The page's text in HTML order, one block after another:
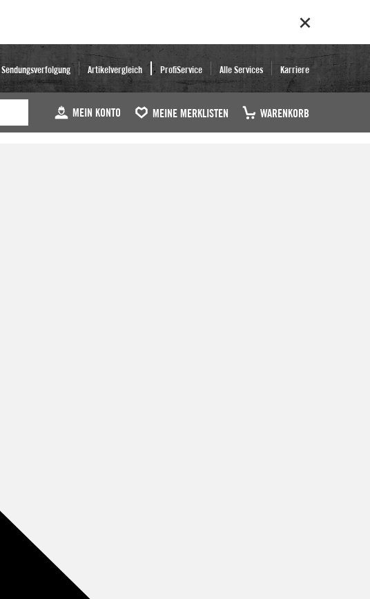
Sendungsverfolgung Artikelvergleich ProfiService Alle Services Karriere
MEIN KONTO MEINE MERKLISTEN WARENKORB